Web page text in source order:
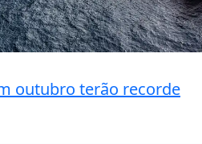
outubro terão recorde